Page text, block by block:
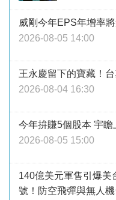
威剛今年EPS年增率
2026-08-05 14:00
王永慶留下的寶藏！
2026-08-04 16:30
今年拚賺5個股本 宇瞻
2026-08-05 15:00
140億美元軍售引爆美
號！防空飛彈與無人